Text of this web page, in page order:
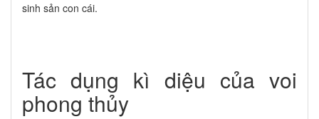
sinh sản con cái.
Tác dụng kì diệu của voi
phong thủy